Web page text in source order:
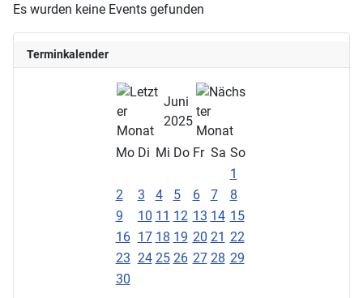
Terminkalender
Juni
2025
Mo Di Mi Do Fr Sa So
1
2
3 4 5 6 7
8
9
10 11 12 13 14 15
16 17 18 19 20 21 22
23 24 25 26 27 28 29
30
Es wurden keine Events gefunden